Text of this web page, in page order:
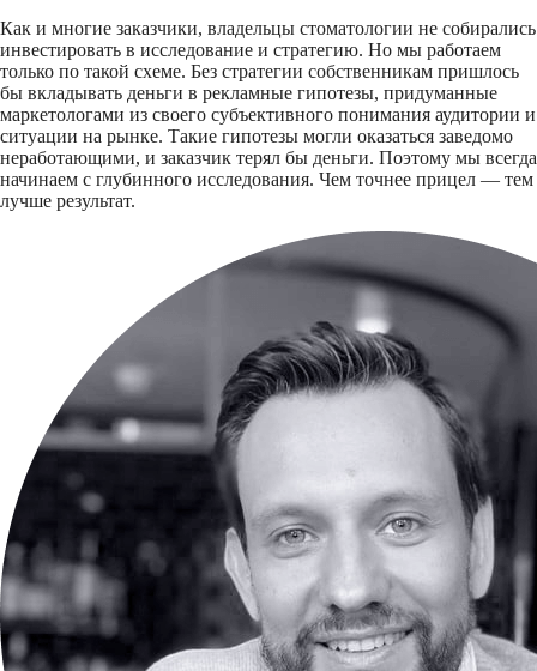
Как и многие заказчики, владельцы стоматологии не собирались
инвестировать в исследование и стратегию. Но мы работаем
только по такой схеме. Без стратегии собственникам пришлось
бы вкладывать деньги в рекламные гипотезы, придуманные
маркетологами из своего субъективного понимания аудитории и
ситуации на рынке. Такие гипотезы могли оказаться заведомо
неработающими, и заказчик терял бы деньги. Поэтому мы всегда
начинаем с глубинного исследования. Чем точнее прицел — тем
лучше результат.